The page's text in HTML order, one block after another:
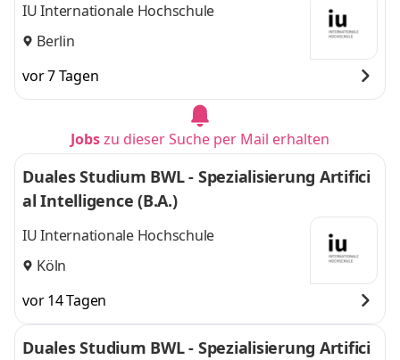
IU Internationale Hochschule
Berlin
vor 7 Tagen
Jobszu dieser Suche per Mail erhalten
Duales Studium BWL - Spezialisierung Artifici
al Intelligence (B.A.)
IU Internationale Hochschule
Köln
vor 14 Tagen
Duales Studium BWL - Spezialisierung Artifici